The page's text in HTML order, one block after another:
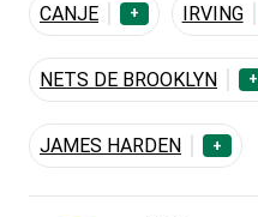
CANJE
+ IRVING
NETS DE BROOKLYN +
JAMES HARDEN +